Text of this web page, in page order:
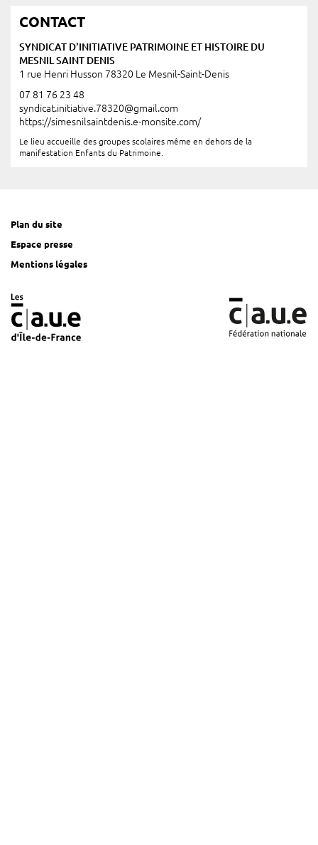
CONTACT
SYNDICAT D'INITIATIVE PATRIMOINE ET HISTOIRE DU
MESNIL SAINT DENIS
1 rue Henri Husson 78320 Le Mesnil-Saint-Denis
07 81 76 23 48
syndicat.initiative.78320@gmail.com
https://simesnilsaintdenis.e-monsite.com/
Le lieu accueille des groupes scolaires même en dehors de la
manifestation Enfants du Patrimoine.
Plan du site
Espace presse
Mentions légales